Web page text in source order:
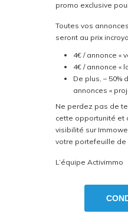
promo exclusive
Toutes vos
seront au prix
4€ / annonce «
4€ / annonce «
De plus, – 50%
annonces «
Ne perdez pas de
cette opportunité et
visibilité sur
votre portefeuille de
L’équipe Activimmo